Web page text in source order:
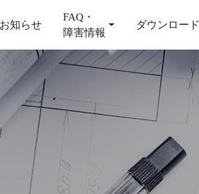
お知らせ
FAQ・
障害情報
ダウンロード